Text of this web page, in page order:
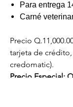
Para entrega
Carné
Precio
tarjeta de
credomatic).
Precio Especial: